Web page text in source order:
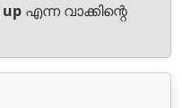
up എന്ന വാക്കിന്റെ